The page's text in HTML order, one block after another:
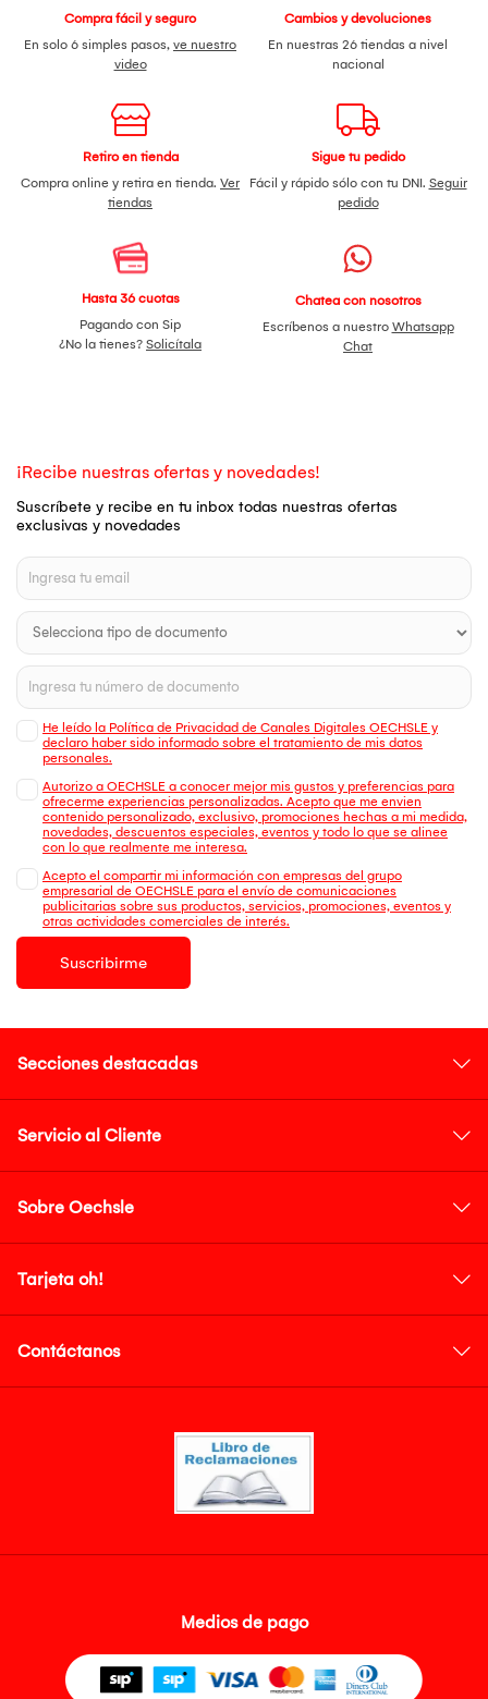
Compra fácil y seguro
En solo 6 simples pasos, ve nuestro
video
Cambios y devoluciones
En nuestras 26 tiendas a nivel
nacional
Retiro en tienda
Compra online y retira en tienda. Ver
tiendas
Sigue tu pedido
Fácil y rápido sólo con tu DNI. Seguir
pedido
Hasta 36 cuotas
Pagando con Sip
¿No la tienes? Solicítala
Chatea con nosotros
Escríbenos a nuestro Whatsapp
Chat
¡Recibe nuestras ofertas y novedades!
Suscríbete y recibe en tu inbox todas nuestras ofertas
exclusivas y novedades
He leído la Política de Privacidad de Canales Digitales OECHSLE y
declaro haber sido informado sobre el tratamiento de mis datos
personales.
Autorizo a OECHSLE a conocer mejor mis gustos y preferencias para
ofrecerme experiencias personalizadas. Acepto que me envien
contenido personalizado, exclusivo, promociones hechas a mi medida,
novedades, descuentos especiales, eventos y todo lo que se alinee
con lo que realmente me interesa.
Acepto el compartir mi información con empresas del grupo
empresarial de OECHSLE para el envío de comunicaciones
publicitarias sobre sus productos, servicios, promociones, eventos y
otras actividades comerciales de interés.
Suscribirme
Secciones destacadas
Servicio al Cliente
Sobre Oechsle
Tarjeta oh!
Contáctanos
Medios de pago